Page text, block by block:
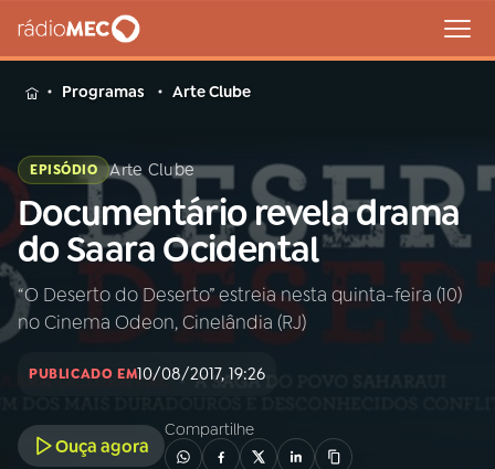
MENU
Buscar
na
Rádio
MEC
Buscar
Início
Programas Arte Clube
EPISÓDIO Arte Clube
Documentário revela drama
do Saara Ocidental
“O Deserto do Deserto” estreia nesta quinta-feira (10)
no Cinema Odeon, Cinelândia (RJ)
PUBLICADO EM10/08/2017, 19:26
Ouça agora
Compartilhe